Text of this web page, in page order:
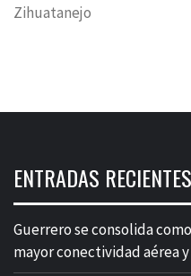
Zihuatanejo
ENTRADAS RECIENTES
Guerrero se consolida
mayor conectividad aérea